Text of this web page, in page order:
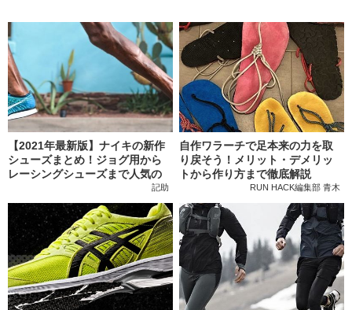
【2021年最新版】ナイキの新作
シューズまとめ！ジョグ用から
レーシングシューズまで人気の
記助
自作ワラーチで足本来の力を取
り戻そう！メリット・デメリッ
トから作り方まで徹底解説
RUN HACK編集部 青木